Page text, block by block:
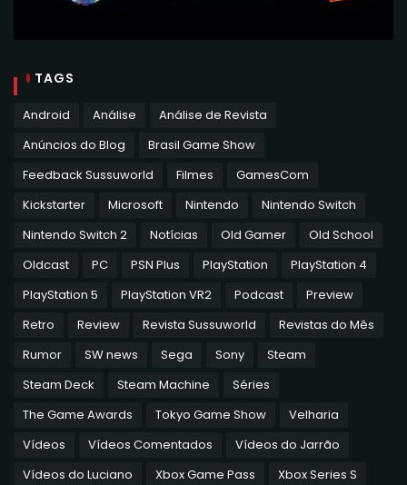
TAGS
Android Análise
Análise de Revista
Anúncios do Blog
Brasil Game Show
Feedback Sussuworld
Filmes
GamesCom
Kickstarter
Microsoft Nintendo
Nintendo Switch
Nintendo Switch 2
Notícias Old Gamer
Old School
Oldcast
PC PSN Plus PlayStation
PlayStation 4
PlayStation 5
PlayStation VR2 Podcast
Preview
Retro
Review Revista Sussuworld
Revistas do Mês
Rumor
SW news Sega Sony
Steam
Steam Deck
Steam Machine
Séries
The Game Awards
Tokyo Game Show
Velharia
Vídeos
Vídeos Comentados
Vídeos do Jarrão
Vídeos do Luciano
Xbox Game Pass
Xbox Series S